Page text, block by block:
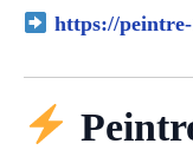
https://